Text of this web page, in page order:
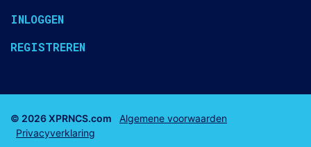
INLOGGEN
REGISTREREN
© 2026 XPRNCS.com
Algemene voorwaarden
Privacyverklaring